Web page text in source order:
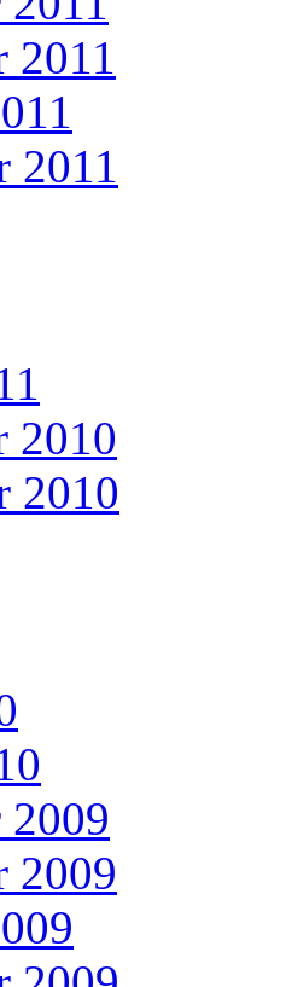
2011
2011
2010
2010
2009
2009